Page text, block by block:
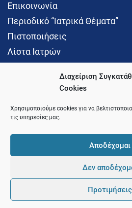
Διαχείριση
Cookies
Χρησιμοποιούμε cookies για να
τις υπηρεσίες μας.
Αποδέχομαι
Δεν
Προτιμήσεις
Επικοινωνία
Περιοδικό “Ιατρικά Θέματα”
Πιστοποιήσεις
Λίστα Ιατρών
Social Media
© 2021 Ιατρικός Σύλλογος
Development and Hosting